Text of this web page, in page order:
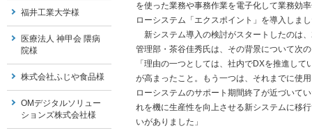
を使った業務や事務作業を電子化して業務効
ローシステム「エクスポイント」を導入しま
新システム導入の検討がスタートしたのは
管理部・茶谷佳秀氏は、その背景について次
「理由の一つとしては、社内でDXを推進して
が高まったこと。もう一つは、それまでに使
ローシステムのサポート期間終了が近づいて
れを機に生産性を向上させる新システムに移
いがありました」
福井工業大学様
医療法人 神甲会 隈病
院様
株式会社ふじや食品様
OMデジタルソリュー
ションズ株式会社様